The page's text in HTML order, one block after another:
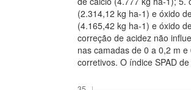
(2.314,12 kg ha-1) e óxido
(4.165,42 kg ha-1) e óxido
correção de acidez não
nas camadas de 0 a 0,2 m
corretivos. O índice SPAD